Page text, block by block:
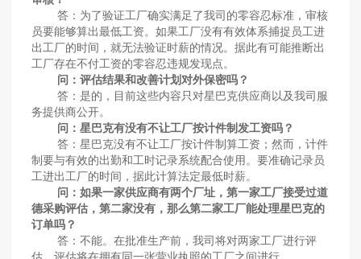
答：为了验证工厂确实满足了我司的零容忍标准，审核
员要能够算出最低工资。如果工厂没有有效体系捕捉员工进
出工厂的时间，就无法验证时薪的情况。据此有可能推断出
工厂存在不付工资的零容忍违规发现点。
问：评估结果和改善计划对外保密吗？
答：是的，目前这些内容只对星巴克供应商以及我司服
务提供商公开。
问：星巴克有没有不让工厂按计件制发工资吗？
答：星巴克没有不让工厂按计件制算工资；然而，计件
制要与有效的出勤和工时记录系统配合使用。要准确记录员
工进出工厂的时间，据此计算法定最低时薪。
问：如果一家供应商有两个厂址，第一家工厂接受过道
德采购评估，第二家没有，那么第二家工厂能处理星巴克的
订单吗？
答：不能。在批准生产前，我司将对两家工厂进行评